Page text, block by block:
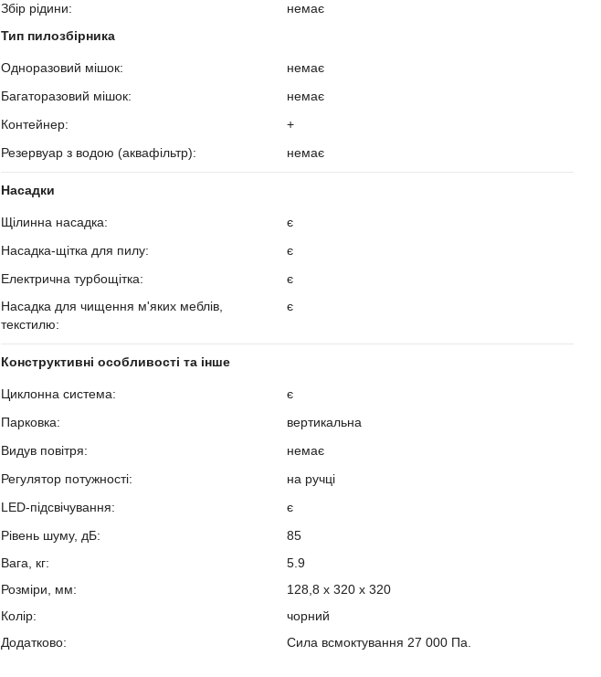
Збір рідини:
немає
Тип пилозбірника
Одноразовий мішок:
немає
Багаторазовий мішок:
немає
Контейнер:
+
Резервуар з водою (аквафільтр):
немає
Насадки
Щілинна насадка:
є
Насадка-щітка для пилу:
є
Електрична турбощітка:
є
Насадка для чищення м'яких меблів,
текстилю:
є
Конструктивні особливості та інше
Циклонна система:
є
Парковка:
вертикальна
Видув повітря:
немає
Регулятор потужності:
на ручці
LED-підсвічування:
є
Рівень шуму, дБ:
85
Вага, кг:
5.9
Розміри, мм:
128,8 х 320 х 320
Колір:
чорний
Додатково:
Сила всмоктування 27 000 Па.